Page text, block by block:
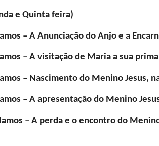
e Quinta feira)
– A Anunciação do Anjo e a
– A visitação de Maria a sua
– Nascimento do Menino Jesus,
– A apresentação do Menino
– A perda e o encontro do